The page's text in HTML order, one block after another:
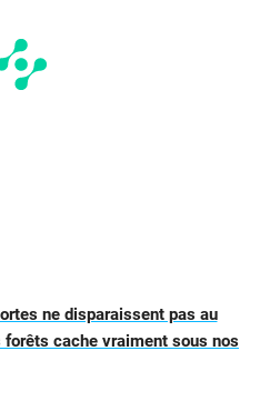
ne disparaissent pas au
cache vraiment sous nos